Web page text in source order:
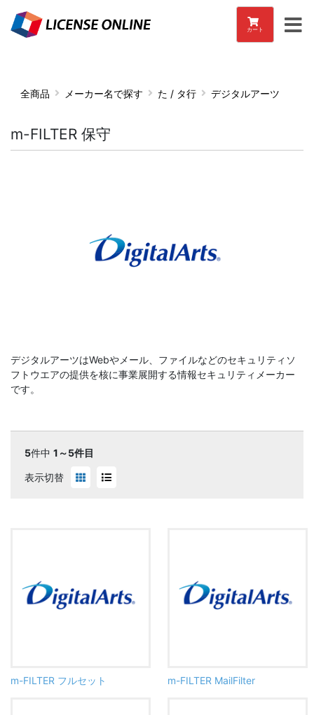
カート
全商品 メーカー名で探す た / タ行 デジタルアーツ
m-FILTER 保守
デジタルアーツはWebやメール、ファイルなどのセキュリティソ
フトウエアの提供を核に事業展開する情報セキュリティメーカー
です。
5件中 1～5件目
表示切替
m-FILTER フルセット m-FILTER MailFilter